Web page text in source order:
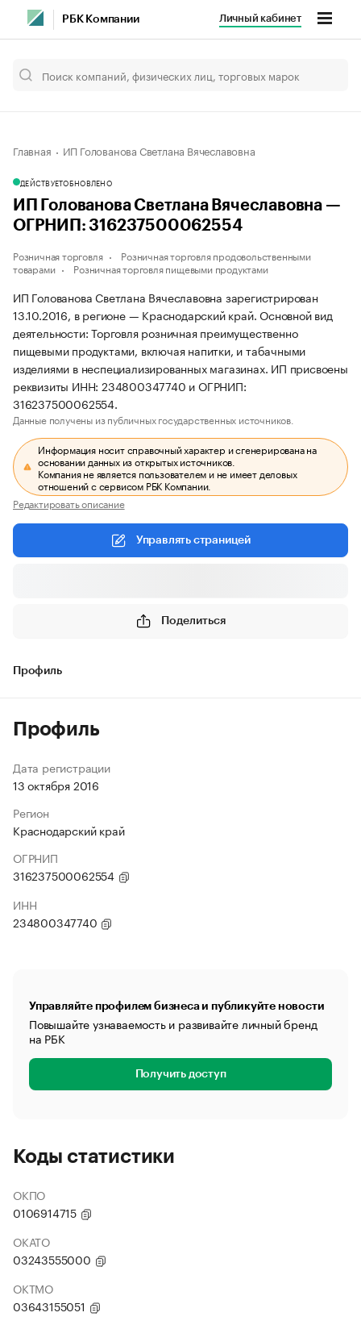
РБК Компании Личный кабинет
Главная ИП Голованова Светлана Вячеславовна
ДЕЙСТВУЕТОБНОВЛЕНО
ИП Голованова Светлана Вячеславовна —
ОГРНИП: 316237500062554
Розничная торговля
Розничная торговля продовольственными
товарами
Розничная торговля пищевыми продуктами
ИП Голованова Светлана Вячеславовна зарегистрирован
13.10.2016, в регионе — Краснодарский край. Основной вид
деятельности: Торговля розничная преимущественно
пищевыми продуктами, включая напитки, и табачными
изделиями в неспециализированных магазинах. ИП присвоены
реквизиты ИНН: 234800347740 и ОГРНИП:
316237500062554.
Данные получены из публичных государственных источников.
Информация носит справочный характер и сгенерирована на
основании данных из открытых источников.
Компания не является пользователем и не имеет деловых
отношений с сервисом РБК Компании.
Редактировать описание
Управлять страницей
Поделиться
Профиль
Профиль
Дата регистрации
13 октября 2016
Регион
Краснодарский край
ОГРНИП
316237500062554
ИНН
234800347740
Управляйте профилем бизнеса и публикуйте новости
Повышайте узнаваемость и развивайте личный бренд
на РБК
Получить доступ
Коды статистики
ОКПО
0106914715
ОКАТО
03243555000
ОКТМО
03643155051